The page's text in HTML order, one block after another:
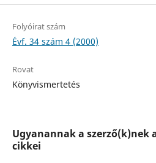
Folyóirat szám
Évf. 34 szám 4 (2000)
Rovat
Könyvismertetés
Ugyanannak a szerző(k)nek
cikkei